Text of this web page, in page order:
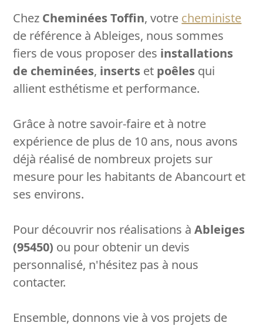
Chez Cheminées Toffin, votre cheministe
de référence à Ableiges, nous sommes
fiers de vous proposer des installations
de cheminées, inserts et poêles qui
allient esthétisme et performance.
Grâce à notre savoir-faire et à notre
expérience de plus de 10 ans, nous avons
déjà réalisé de nombreux projets sur
mesure pour les habitants de Abancourt et
ses environs.
Pour découvrir nos réalisations àAbleiges
(95450) ou pour obtenir un devis
personnalisé, n'hésitez pas à nous
contacter.
Ensemble, donnons vie à vos projets de